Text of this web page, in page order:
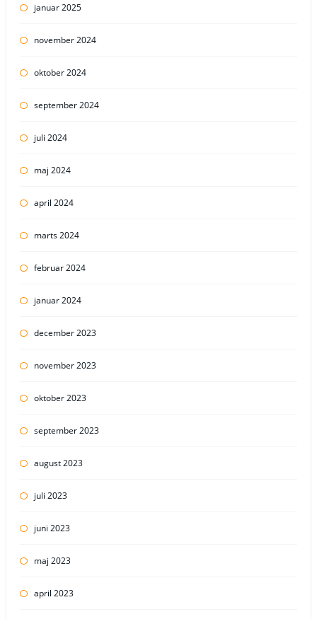
januar 2025
november 2024
oktober 2024
september 2024
juli 2024
maj 2024
april 2024
marts 2024
februar 2024
januar 2024
december 2023
november 2023
oktober 2023
september 2023
august 2023
juli 2023
juni 2023
maj 2023
april 2023